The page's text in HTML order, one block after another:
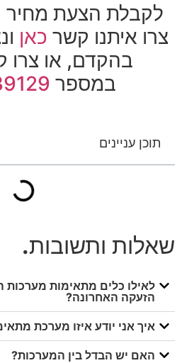
לקבלת הצעת מחיר
צרו איתנו קשר כאן
בהקדם, או צרו
במספר
תוכן עניינים
שאלות ותשובות.
לאילו כלים מתאימות מערכות
הזעקה האחרונה?
איך אני יודע איזו מערכת
האם יש הבדל בין המערכות?